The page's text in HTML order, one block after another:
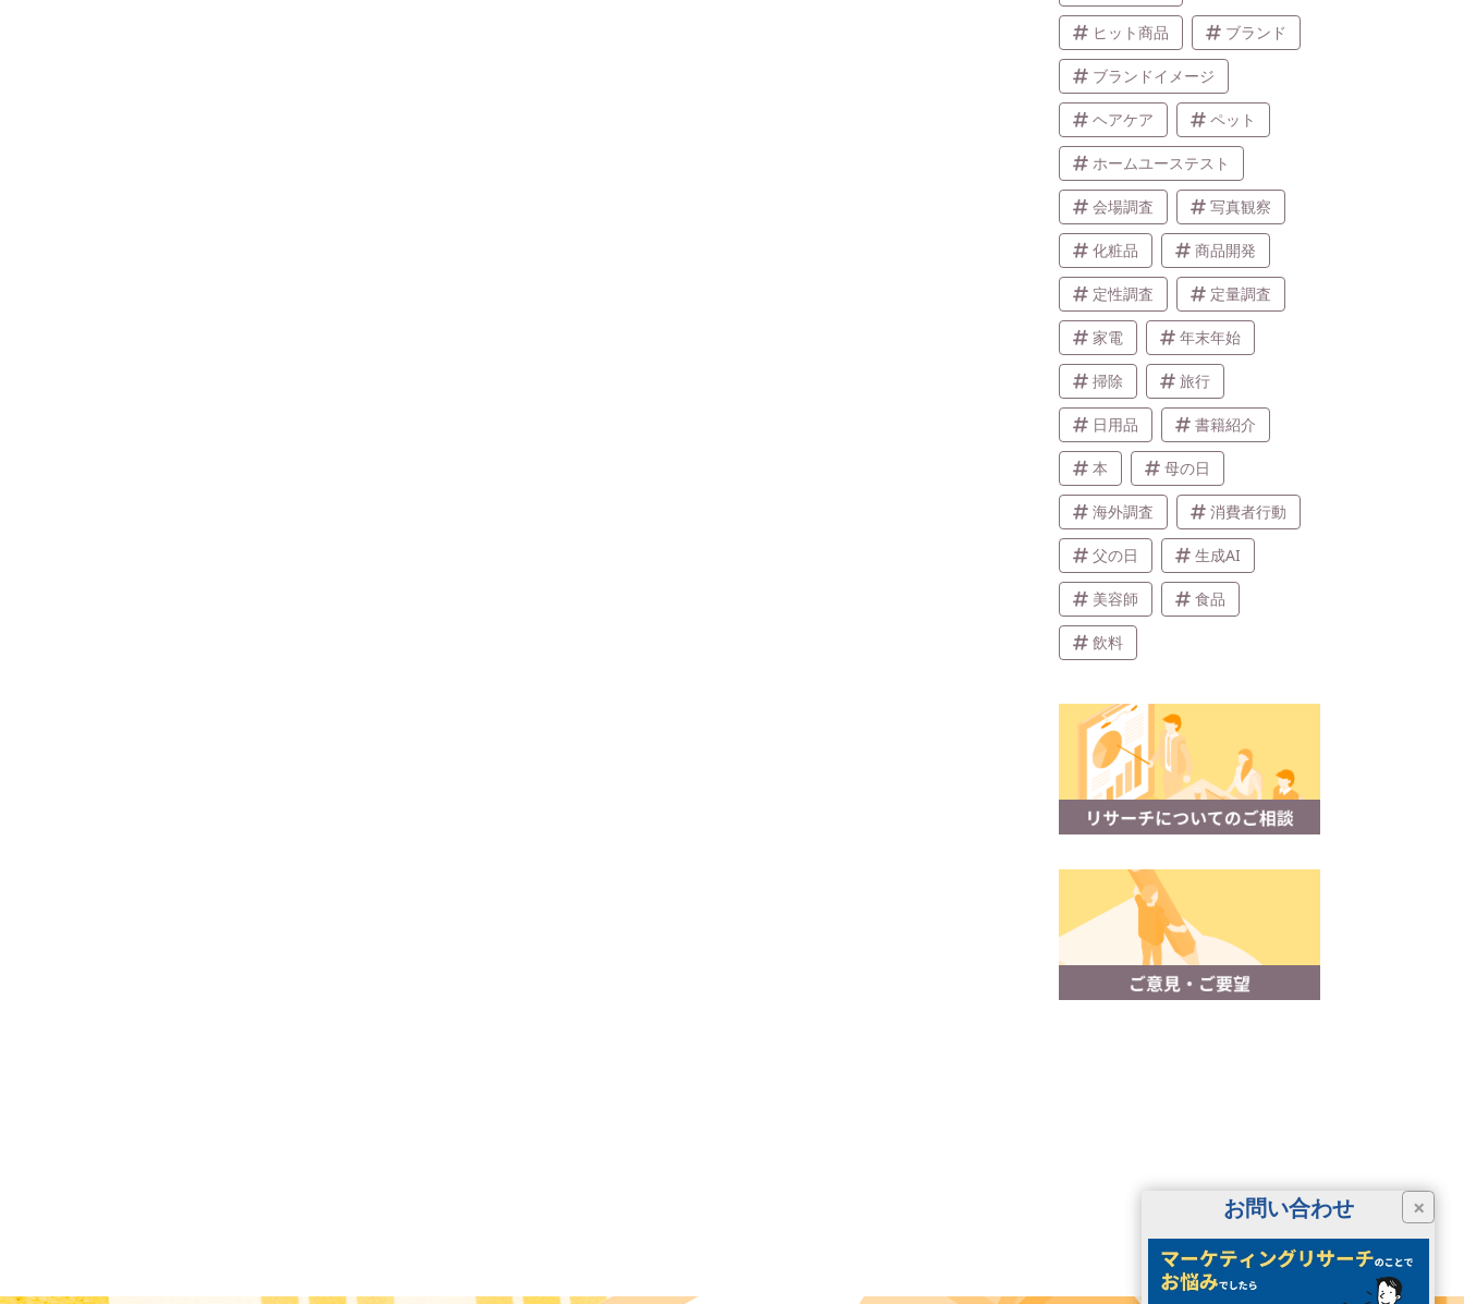
ヒット商品 ブランド
ブランドイメージ
ヘアケア ペット
ホームユーステスト
会場調査 写真観察
化粧品 商品開発
定性調査 定量調査
家電 年末年始
掃除 旅行
日用品 書籍紹介
本 母の日
海外調査 消費者行動
父の日 生成AI
美容師 食品
飲料
×
お問い合わせ